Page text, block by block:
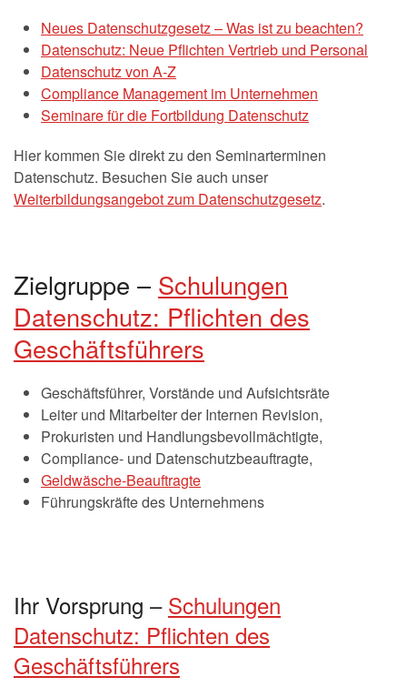
Neues Datenschutzgesetz – Was ist zu beachten?
Datenschutz: Neue Pflichten Vertrieb und Personal
Datenschutz von A-Z
Compliance Management im Unternehmen
Seminare für die Fortbildung Datenschutz
Hier kommen Sie direkt zu den Seminarterminen
Datenschutz. Besuchen Sie auch unser
Weiterbildungsangebot zum Datenschutzgesetz.
Zielgruppe – Schulungen
Datenschutz: Pflichten des
Geschäftsführers
Geschäftsführer, Vorstände und Aufsichtsräte
Leiter und Mitarbeiter der Internen Revision,
Prokuristen und Handlungsbevollmächtigte,
Compliance- und Datenschutzbeauftragte,
Geldwäsche-Beauftragte
Führungskräfte des Unternehmens
Ihr Vorsprung – Schulungen
Datenschutz: Pflichten des
Geschäftsführers